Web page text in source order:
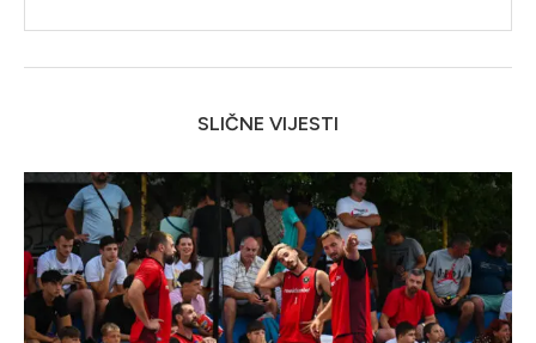
SLIČNE VIJESTI